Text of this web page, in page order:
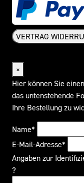
VERTRAG
×
Hier können Sie
das untenstehende
Ihre Bestellung zu
Name*
E-Mail-Adresse*
Angaben zur
?